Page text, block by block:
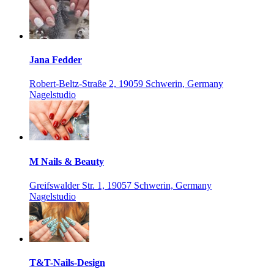
Jana Fedder
Robert-Beltz-Straße 2, 19059 Schwerin, Germany
Nagelstudio
M Nails & Beauty
Greifswalder Str. 1, 19057 Schwerin, Germany
Nagelstudio
T&T-Nails-Design